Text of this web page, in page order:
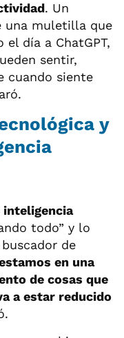
. Un
una muletilla que
día a ChatGPT,
sentir,
cuando siente
y
inteligencia
todo” y lo
de
en una
de cosas que
a estar reducido